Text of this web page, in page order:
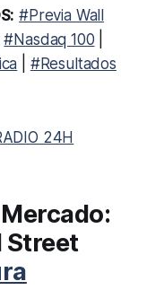
#Previa Wall
|#Nasdaq 100
#Resultados
24H
Street